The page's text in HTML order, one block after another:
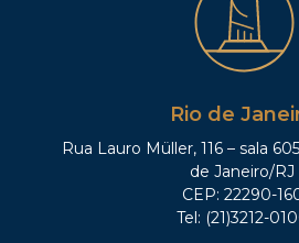
Rio de
Rua Lauro Müller, 116 – sala
de Janeiro/RJ
CEP: 22290-
Tel: (21)3212-